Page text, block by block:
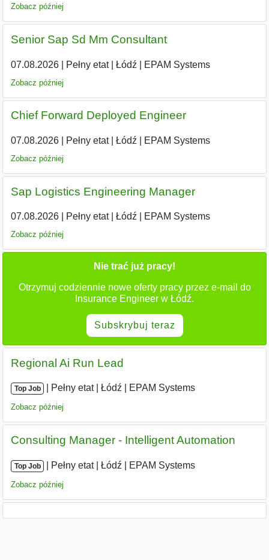
Zobacz później
Senior Sap Sd Mm Consultant
07.08.2026| Pełny etat| Łódź EPAM Systems
Zobacz później
Chief Forward Deployed Engineer
07.08.2026| Pełny etat| Łódź EPAM Systems
Zobacz później
Sap Logistics Engineering Manager
07.08.2026| Pełny etat| Łódź| EPAM Systems
Zobacz później
Nie trać już pracy!
Otrzymuj codziennie nowe oferty pracy przez e-mail do
Insurance Engineer w Łódź.
Subskrybuj teraz
Regional Ai Run Lead
Top Job Pełny etat| Łódź EPAM Systems
Zobacz później
Consulting Manager - Intelligent Automation
Top Job Pełny etat| Łódź EPAM Systems
Zobacz później